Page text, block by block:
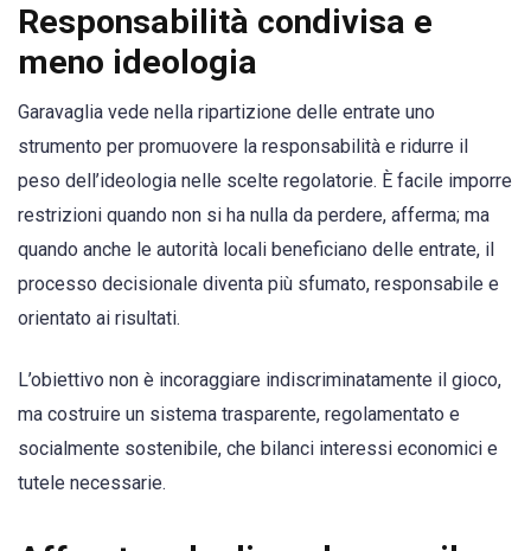
Responsabilità condivisa e
meno ideologia
Garavaglia vede nella ripartizione delle entrate uno
strumento per promuovere la responsabilità e ridurre il
peso dell’ideologia nelle scelte regolatorie. È facile imporre
restrizioni quando non si ha nulla da perdere, afferma; ma
quando anche le autorità locali beneficiano delle entrate, il
processo decisionale diventa più sfumato, responsabile e
orientato ai risultati.
L’obiettivo non è incoraggiare indiscriminatamente il gioco,
ma costruire un sistema trasparente, regolamentato e
socialmente sostenibile, che bilanci interessi economici e
tutele necessarie.